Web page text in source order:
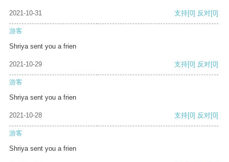
2021-10-31 支持[0] 反对[0]
游客
Shriya sent you a frien
2021-10-29 支持[0] 反对[0]
游客
Shriya sent you a frien
2021-10-28 支持[0] 反对[0]
游客
Shriya sent you a frien